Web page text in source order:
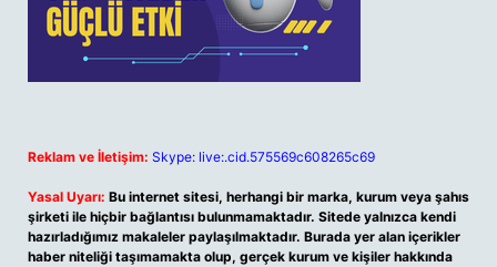
Reklam ve İletişim: Skype: live:.cid.575569c608265c69
Yasal Uyarı: Bu internet sitesi, herhangi bir marka, kurum veya şahıs
şirketi ile hiçbir bağlantısı bulunmamaktadır. Sitede yalnızca kendi
hazırladığımız makaleler paylaşılmaktadır. Burada yer alan içerikler
haber niteliği taşımamakta olup, gerçek kurum ve kişiler hakkında